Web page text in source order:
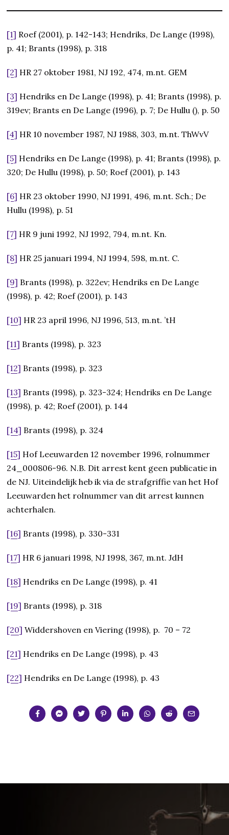
[1] Roef (2001), p. 142-143; Hendriks, De Lange (1998),
p. 41; Brants (1998), p. 318
[2] HR 27 oktober 1981, NJ 192, 474, m.nt. GEM
[3] Hendriks en De Lange (1998), p. 41; Brants (1998), p.
319ev; Brants en De Lange (1996), p. 7; De Hullu (), p. 50
[4] HR 10 november 1987, NJ 1988, 303, m.nt. ThWvV
[5] Hendriks en De Lange (1998), p. 41; Brants (1998), p.
320; De Hullu (1998), p. 50; Roef (2001), p. 143
[6] HR 23 oktober 1990, NJ 1991, 496, m.nt. Sch.; De
Hullu (1998), p. 51
[7] HR 9 juni 1992, NJ 1992, 794, m.nt. Kn.
[8] HR 25 januari 1994, NJ 1994, 598, m.nt. C.
[9] Brants (1998), p. 322ev; Hendriks en De Lange
(1998), p. 42; Roef (2001), p. 143
[10] HR 23 april 1996, NJ 1996, 513, m.nt. ’tH
[11] Brants (1998), p. 323
[12] Brants (1998), p. 323
[13] Brants (1998), p. 323-324; Hendriks en De Lange
(1998), p. 42; Roef (2001), p. 144
[14] Brants (1998), p. 324
[15] Hof Leeuwarden 12 november 1996, rolnummer
24_000806-96. N.B. Dit arrest kent geen publicatie in
de NJ. Uiteindelijk heb ik via de strafgriffie van het Hof
Leeuwarden het rolnummer van dit arrest kunnen
achterhalen.
[16] Brants (1998), p. 330-331
[17] HR 6 januari 1998, NJ 1998, 367, m.nt. JdH
[18] Hendriks en De Lange (1998), p. 41
[19] Brants (1998), p. 318
[20] Widdershoven en Viering (1998), p. 70 – 72
[21] Hendriks en De Lange (1998), p. 43
[22] Hendriks en De Lange (1998), p. 43